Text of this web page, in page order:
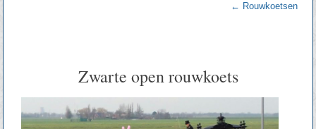
← Rouwkoetsen
Zwarte open rouwkoets